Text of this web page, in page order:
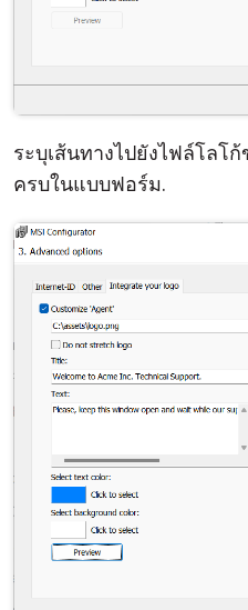
ระบุเส้นทางไปยังไฟล์โล
ครบในแบบฟอร์ม.